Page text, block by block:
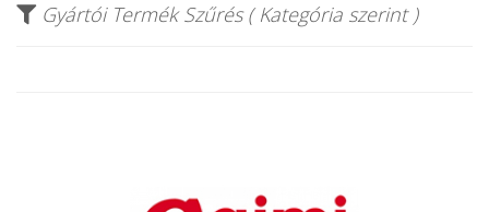
Gyártói Termék Szűrés ( Kategória szerint )